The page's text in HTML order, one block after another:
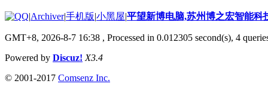
|Archiver|手机版|小黑屋|平望新博电脑,苏州博之宏智能科
GMT+8, 2026-8-7 16:38 , Processed in 0.012305 second(s), 4
Powered by Discuz! X3.4
© 2001-2017 Comsenz Inc.